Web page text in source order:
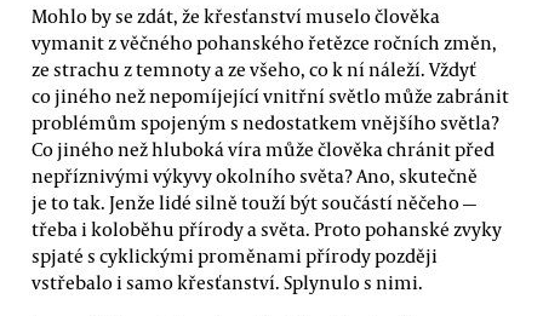
Mohlo by se zdát, že křesťanství muselo člověka
vymanit z věčného pohanského řetězce ročních změn,
ze strachu z temnoty a ze všeho, co k ní náleží. Vždyť
co jiného než nepomíjející vnitřní světlo může zabránit
problémům spojeným s nedostatkem vnějšího světla?
Co jiného než hluboká víra může člověka chránit před
nepříznivými výkyvy okolního světa? Ano, skutečně
je to tak. Jenže lidé silně touží být součástí něčeho —
třeba i koloběhu přírody a světa. Proto pohanské zvyky
spjaté s cyklickými proměnami přírody později
vstřebalo i samo křesťanství. Splynulo s nimi.